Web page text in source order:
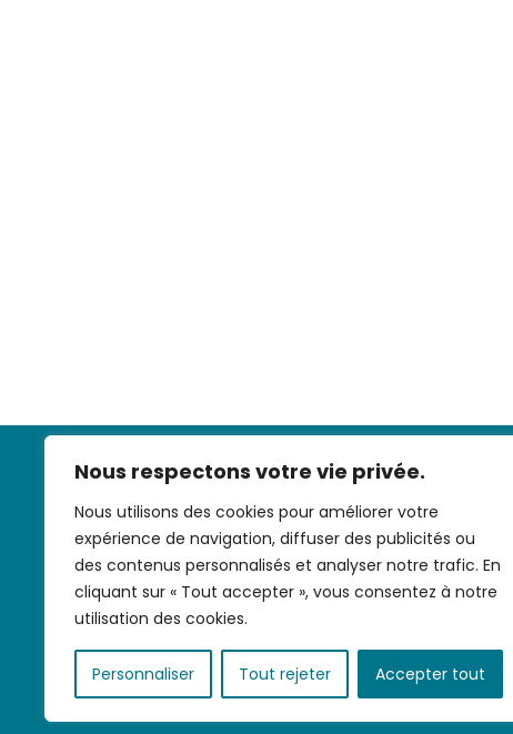
Nous respectons votre vie privée.
Nous utilisons des cookies pour améliorer votre
expérience de navigation, diffuser des publicités ou
des contenus personnalisés et analyser notre trafic. En
cliquant sur « Tout accepter », vous consentez à notre
utilisation des cookies.
Personnaliser Tout rejeter Accepter tout
Nous contacter